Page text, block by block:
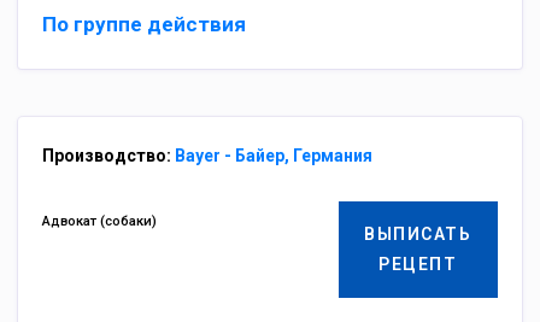
По группе действия
Производство: Bayer - Байер, Германия
ВЫПИСАТЬ
РЕЦЕПТ
Адвокат (собаки)